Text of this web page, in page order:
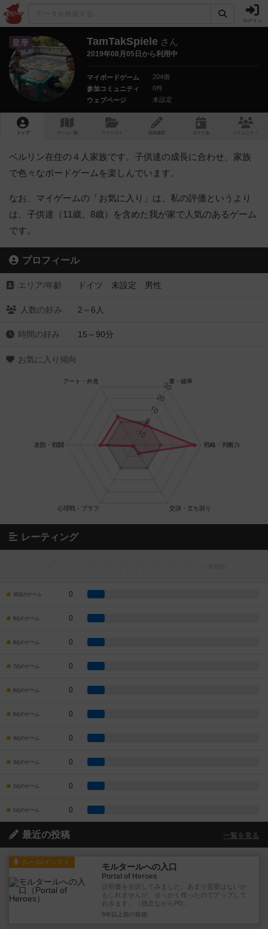
ログイン
皇帝 TamTakSpiele さん
2019年08月05日から利用中
マイボードゲーム
204個
参加コミュニティ
0件
ウェブページ
未設定
トップ ゲーム一覧 マイリスト 投稿履歴 ボ ドゲ コミュニティ
ベルリン在住の４人家族です。子供達の成長に合わせ、家族
で色々なボードゲームを楽しんでいます。
なお、マイゲームの「お気に入り」は、私の評価というより
は、子供達（11歳、8歳）を含めた我が家で人気のあるゲーム
です。
プロフィール
エリア/年齡 ドイツ 未設定 男性
人数の好み 2～6人
時間の好み 15～90分
お気に入り傾向
レーティング
10点のゲーム 0
9点のゲーム 0
8点のゲーム 0
7点のゲーム 0
6点のゲーム 0
5点のゲーム 0
4点のゲーム 0
3点のゲーム 0
2点のゲーム 0
1点のゲーム 0
最近の投稿 一覧を見る
ルール/インスト モルタールへの入口
Portal of Heroes
説明書を全訳してみました。あまり需要はないか
もしれませんが、せっかく作ったのでアップして
おきます。（残念ながらPD...
6年以上前 の投稿